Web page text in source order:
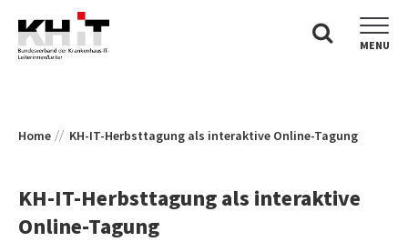
MENU
Home KH-IT-Herbsttagung als interaktive Online-Tagung
KH-IT-Herbsttagung als interaktive
Online-Tagung